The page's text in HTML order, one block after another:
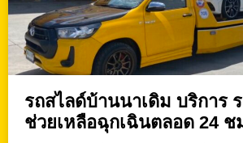
รถสไลด์บ้านนาเดิม บริการ
ช่วยเหลือฉุกเฉินตลอด 24 ช